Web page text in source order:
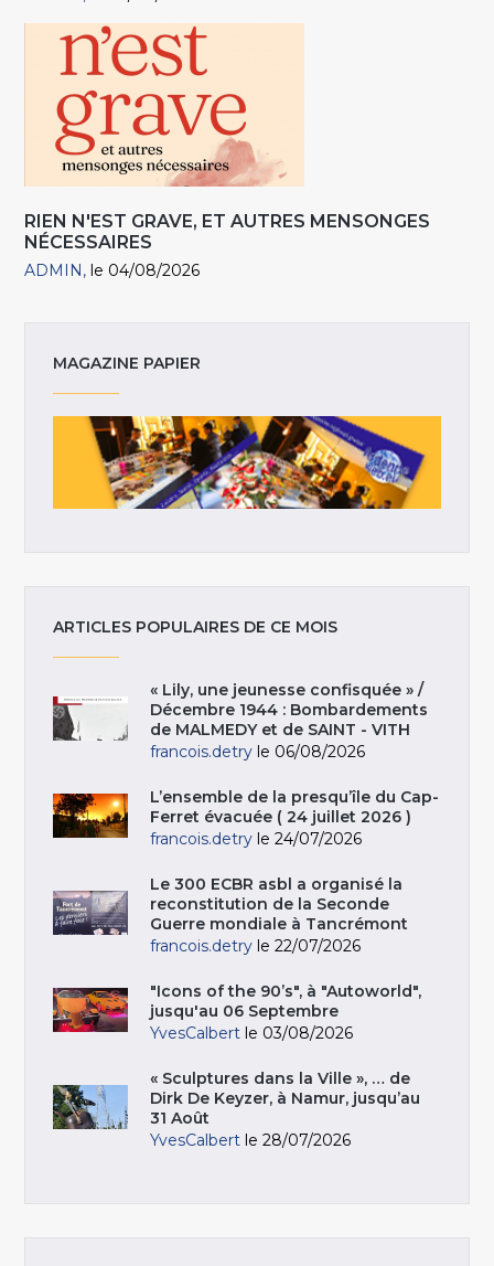
RIEN N'EST GRAVE, ET AUTRES MENSONGES
NÉCESSAIRES
ADMIN le 04/08/2026
MAGAZINE PAPIER
ARTICLES POPULAIRES DE CE MOIS
« Lily, une jeunesse confisquée » /
Décembre 1944 : Bombardements
de MALMEDY et de SAINT - VITH
francois.detry le 06/08/2026
L’ensemble de la presqu’île du Cap-
Ferret évacuée ( 24 juillet 2026 )
francois.detry le 24/07/2026
Le 300 ECBR asbl a organisé la
reconstitution de la Seconde
Guerre mondiale à Tancrémont
francois.detry le 22/07/2026
"Icons of the 90’s", à "Autoworld",
jusqu'au 06 Septembre
YvesCalbert le 03/08/2026
« Sculptures dans la Ville », … de
Dirk De Keyzer, à Namur, jusqu’au
31 Août
YvesCalbert le 28/07/2026